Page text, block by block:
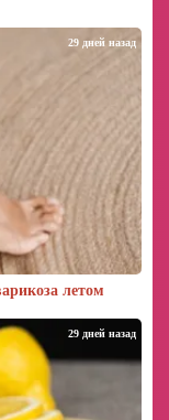
летом
29 дней назад
29 дней назад